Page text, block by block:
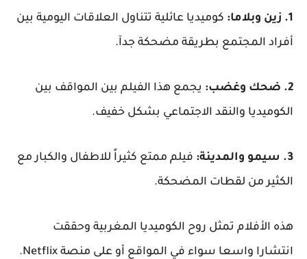
1. زين وبلاما:
كوميديا عائلية تتناول العلاقات اليومية بين
أفراد المجتمع بطريقة مضحكة جدآ.
2. ضحك وغضب:
يجمع هذا الفيلم بين المواقف بين
الكوميديا والنقد الاجتماعي بشكل خفيف.
3. سيمو والمدينة:
فيلم ممتع كثيراً للاطفال والكبار مع
الكثير من لقطات المضحكة.
هذه الأفلام تمثل روح الكوميديا المغربية وحققت
انتشارا واسعا سواء في المواقع أو على منصة Netflix.